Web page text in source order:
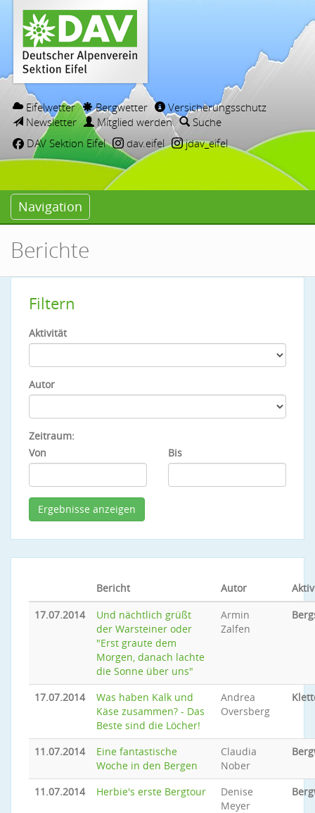
Eifelwetter Bergwetter
Versicherungsschutz
Newsletter
Mitglied werden
Suche
DAV Sektion Eifel
dav.eifel jdav_eifel
Navigation
Berichte
Filtern
Aktivität
Autor
Zeitraum:
Von
Bis
Bericht Autor
17.07.2014
Und nächtlich grüßt
der Warsteiner oder
"Erst graute dem
Morgen, danach lachte
die Sonne über uns"
Armin
Zalfen
17.07.2014
Was haben Kalk und
Käse zusammen? - Das
Beste sind die Löcher!
Andrea
Oversberg
11.07.2014
Eine fantastische
Woche in den Bergen
Claudia
Nober
11.07.2014 Herbie's erste Bergtour
Denise
Meyer